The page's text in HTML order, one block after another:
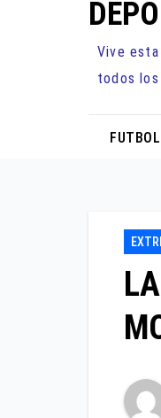
Vive
todos
FUTBOL